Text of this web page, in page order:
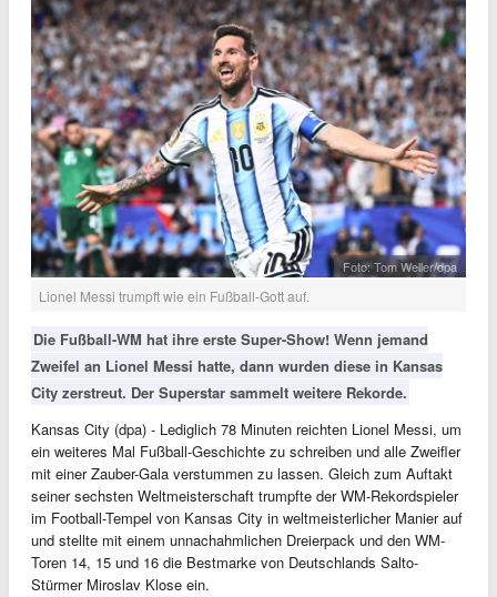
Foto: Tom Weller/dpa
Lionel Messi trumpft wie ein Fußball-Gott auf.
Die Fußball-WM hat ihre erste Super-Show! Wenn jemand
Zweifel an Lionel Messi hatte, dann wurden diese in Kansas
City zerstreut. Der Superstar sammelt weitere Rekorde.
Kansas City (dpa) - Lediglich 78 Minuten reichten Lionel Messi, um
ein weiteres Mal Fußball-Geschichte zu schreiben und alle Zweifler
mit einer Zauber-Gala verstummen zu lassen. Gleich zum Auftakt
seiner sechsten Weltmeisterschaft trumpfte der WM-Rekordspieler
im Football-Tempel von Kansas City in weltmeisterlicher Manier auf
und stellte mit einem unnachahmlichen Dreierpack und den WM-
Toren 14, 15 und 16 die Bestmarke von Deutschlands Salto-
Stürmer Miroslav Klose ein.